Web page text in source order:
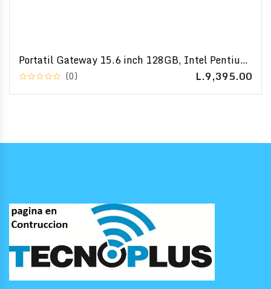
Portatil Gateway 15.6 inch 128GB, Intel Pentium
Silver
(0) L.9,395.00